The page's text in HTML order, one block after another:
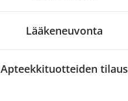
Lääkeneuvonta
Apteekkituotteiden tilaus